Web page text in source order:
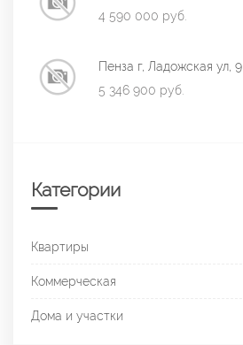
4 590 000 руб.
Пенза г, Ладожская ул, 9
5 346 900 руб.
Категории
Квартиры
Коммерческая
Дома и участки